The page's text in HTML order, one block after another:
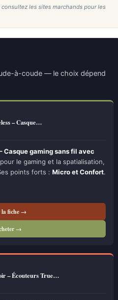
les sites marchands pour les
à-coude — le choix dépend
– Casque…
Casque gaming sans fil avec
le gaming et la spatialisation,
points forts : Micro et Confort.
la fiche →
→
– Écouteurs True…